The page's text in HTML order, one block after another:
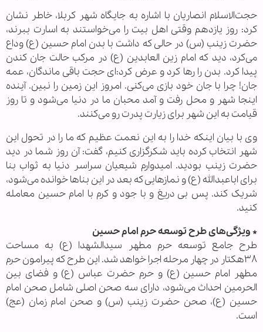
حجت‌الاسلام انصاریان با اشاره به جایگاه شهر کربلا، خاطر نشان
کرد: روز یازدهم وقتی اهل بیت را می‌خواستند به اسارت ببرند،
حضرت زینب (س) در حالی که داشت با بدن امام حسین (ع) وداع
می‌کرد، دید که امام زین العابدین (ع) در مرکب حالت جان کندن
پیدا کرد. بدن را رها کرد و عرض کرد:‌ای حجت باقی ماندگان، عمه
جان! چرا با جان خود بازی می‌کنی. امروز این زمین را نبین. آینده
اینجا شهر و محل رفت و آمد محبان ما در دنیا می‌شود و تا روز
قیامت به این شهر برای زیارت پدرت رو می‌کنند.
وی با بیان اینکه خدا را به این نعمت عظیم که ما را در تحول این
شهر انتخاب کرده باید شکرگزاری کنیم، گفت: آن روز شما در دید
حضرت زینب بودید. امیدوارم شیعیان سراسر دنیا به ثواب بنا
برای اباعبدالله (ع) و نماز‌هایی که بعد در این بنا‌ها خوانده می‌شود،
شریک کند. پس بی دریغ و با جود و کرم با امام حسین معامله
کنید.
* ویژگی‌های طرح توسعه حرم امام حسین
طرح جامع توسعه حرم مطهر سیدالشهدا (ع) به مساحت
٣٨هکتار در چهار مرحله اجرا خواهد شد. این طرح که پیرامون حرم
مطهر امام حسین (ع) و حرم حضرت عباس (ع) و فضای بین
الحرمین احداث می‌شود، دارای سه صحن اصلی شامل صحن امام
حسین (ع)، صحن حضرت زینب (س) و صحن امام زمان (عج)
است.